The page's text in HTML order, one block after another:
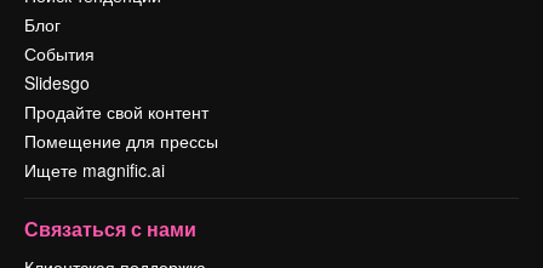
Блог
События
Slidesgo
Продайте свой контент
Помещение для прессы
Ищете magnific.ai
Связаться с нами